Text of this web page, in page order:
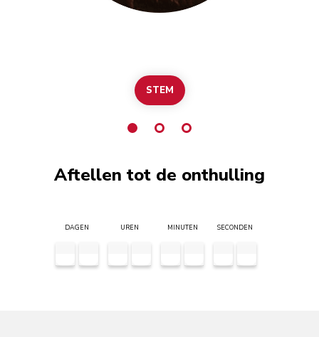
STEM
Aftellen tot de onthulling
DAGEN UREN MINUTEN SECONDEN